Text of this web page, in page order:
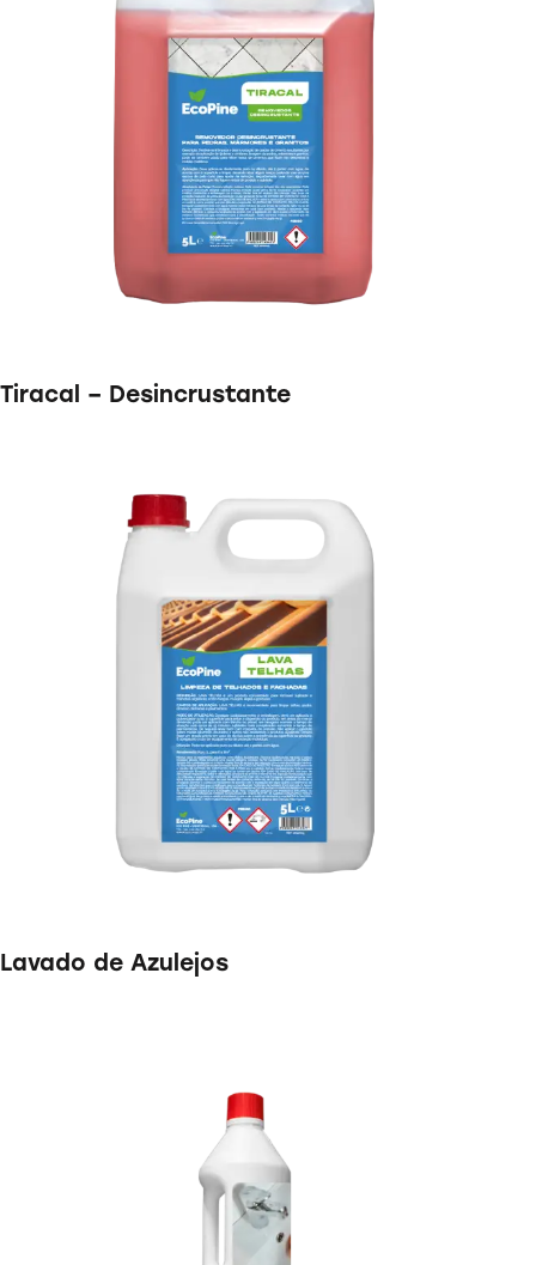
Tiracal – Desincrustante
Lavado de Azulejos